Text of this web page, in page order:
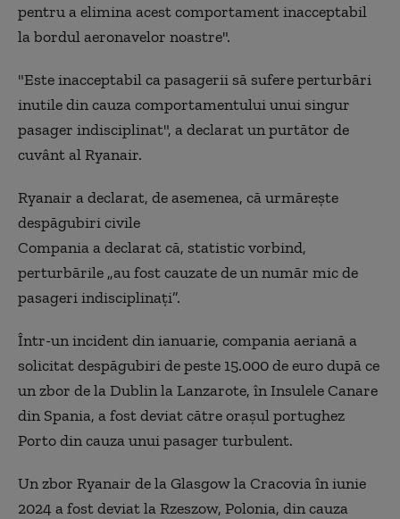
pentru a elimina acest comportament inacceptabil
la bordul aeronavelor noastre".
"Este inacceptabil ca pasagerii să sufere perturbări
inutile din cauza comportamentului unui singur
pasager indisciplinat", a declarat un purtător de
cuvânt al Ryanair.
Ryanair a declarat, de asemenea, că urmărește
despăgubiri civile
Compania a declarat că, statistic vorbind,
perturbările „au fost cauzate de un număr mic de
pasageri indisciplinați”.
Într-un incident din ianuarie, compania aeriană a
solicitat despăgubiri de peste 15.000 de euro după ce
un zbor de la Dublin la Lanzarote, în Insulele Canare
din Spania, a fost deviat către orașul portughez
Porto din cauza unui pasager turbulent.
Un zbor Ryanair de la Glasgow la Cracovia în iunie
2024 a fost deviat la Rzeszow, Polonia, din cauza